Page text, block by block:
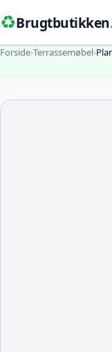
♻️Brugtbutikken
Forside›Terrassemøbel›